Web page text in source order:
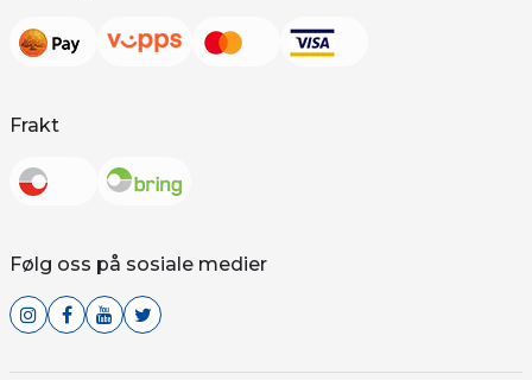
Frakt
Følg oss på sosiale medier